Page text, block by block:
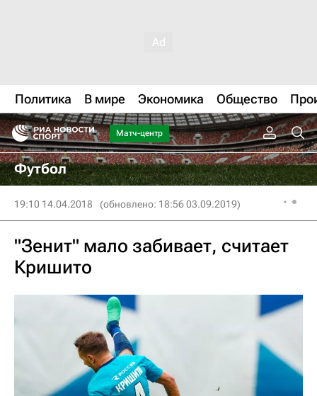
Политика В мире Экономика Общество
Матч-центр
Футбол
19:10 14.04.2018 (обновлено: 18:56 03.09.2019)
"Зенит" мало забивает, считает
Кришито